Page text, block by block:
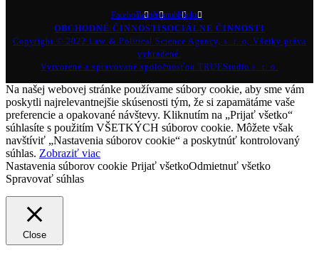
FacebookTwitterYoutubeFlickr
OBCHODNÉ ČINNOSTISOCIÁLNE ČINNOSTI
Copyright © 2022 Law & Political Science Agency, s. r. o, Všetky práva
vyhradené.
Vytvorené a spravované spoločnosťou TRUEStudio s. r. o.
Na našej webovej stránke používame súbory cookie, aby sme vám
poskytli najrelevantnejšie skúsenosti tým, že si zapamätáme vaše
preferencie a opakované návštevy. Kliknutím na „Prijať všetko“
súhlasíte s použitím VŠETKÝCH súborov cookie. Môžete však
navštíviť „Nastavenia súborov cookie“ a poskytnúť kontrolovaný
súhlas. Zobraziť viac
Nastavenia súborov cookie Prijať všetkoOdmietnuť všetko
Spravovať súhlas
Close